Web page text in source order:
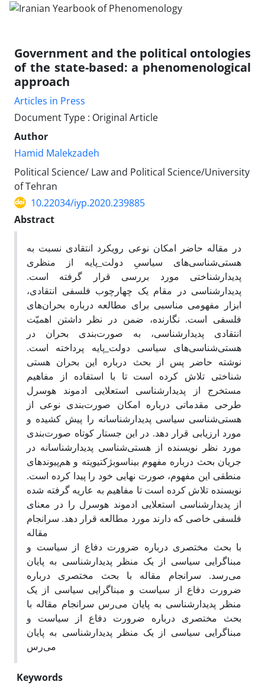
Government and the political ontologies
of the state-based: a phenomenological
approach
Articles in Press
Document Type : Original Article
Author
Hamid Malekzadeh
Political Science/ Law and Political Science/University
of Tehran
10.22034/iyp.2020.239885
Abstract
در مقاله حاضر امکان نوعی رویکرد انتقادی نسبت به
هستی‌شناسی‌های سیاسیِ دولت_پایه از منظری
پدیدارشناختی مورد بررسی قرار گرفته است.
پدیدارشناسی در مقام یک چهارچوب فلسفی انتقادی،
ابزار مفهومی مناسبی برای مطالعه درباره بحران‌های
فلسفی است. نگارنده، ضمن در نظر داشتن اهمیّت
انتقادی پدیدارشناسی، به صورت‌بندی بحران در
هستی‌شناسی‌های سیاسی دولت_پایه پرداخته است.
نوشته حاضر پس از بحث درباره این بحران هستی
شناختی تلاش کرده است تا با استفاده از مفاهیم
مستخرج از پدیدارشناسی استعلایی ادموند هوسرل
طرحی مقدماتی درباره امکان صورت‌بندی نوعی از
هستی‌شناسی سیاسی پدیدارشناسانه را پیش کشیده و
مورد ارزیابی قرار دهد. در این جستار کوتاه صورت‌بندی
مورد نظر نویسنده از هستی‌شناسی پدیدارشناسانه در
جریان بحث درباره مفهوم بیناسوبژکتیویته و هم‌پیوندهای
منطقی این مفهوم، صورت نهایی خود را پیدا کرده‌ است.
نویسنده تلاش کرده‌ است تا مفاهیم به عاریه گرفته شده
از پدیدارشناسی استعلایی ادموند هوسرل را در معنای
فلسفی خاصی که دارند مورد مطالعه قرار دهد. سرانجام
مقاله
با بحث مختصری درباره ضرورت دفاع از سیاست و
مبناگرایی سیاسی از یک منظر پدیدارشناسی به پایان
می‌رسد. سرانجام مقاله با بحث مختصری درباره
ضرورت دفاع از سیاست و مبناگرایی سیاسی از یک
منظر پدیدارشناسی به پایان می‌رس سرانجام مقاله با
بحث مختصری درباره ضرورت دفاع از سیاست و
مبناگرایی سیاسی از یک منظر پدیدارشناسی به پایان
می‌رس
Keywords